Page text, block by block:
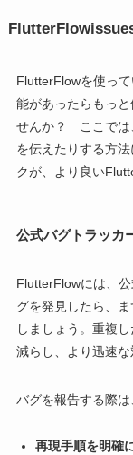
FlutterFlowを使っ
能があったらもっ
せんか？ ここでは
を伝えたりする方
クが、より良い
公式バグトラッカ
FlutterFlowには、
グを発見したら、
しましょう。重複
減らし、より迅速な
バグを報告する際は
再現手順を明確